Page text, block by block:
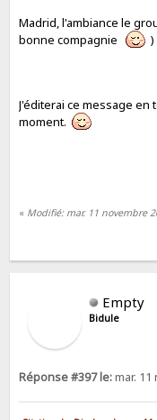
Madrid, l'ambiance le
bonne compagnie
)
J'éditerai ce message en
moment.
« Modifié: mar. 11 novembre
Empty
Bidule
Réponse #397 le:mar. 11